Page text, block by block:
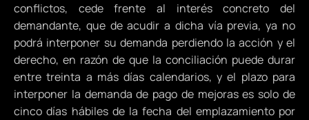
conflictos, cede frente al interés concreto del
demandante, que de acudir a dicha vía previa, ya no
podrá interponer su demanda perdiendo la acción y el
derecho, en razón de que la conciliación puede durar
entre treinta a más días calendarios, y el plazo para
interponer la demanda de pago de mejoras es solo de
cinco días hábiles de la fecha del emplazamiento por